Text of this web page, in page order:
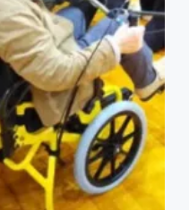
for Social GoodCAMPFIRE
ふるさと納税machi-yaコミュニ